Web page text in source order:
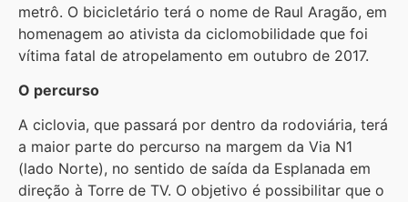
metrô. O bicicletário terá o nome de Raul Aragão, em
homenagem ao ativista da ciclomobilidade que foi
vítima fatal de atropelamento em outubro de 2017.
O percurso
A ciclovia, que passará por dentro da rodoviária, terá
a maior parte do percurso na margem da Via N1
(lado Norte), no sentido de saída da Esplanada em
direção à Torre de TV. O objetivo é possibilitar que o